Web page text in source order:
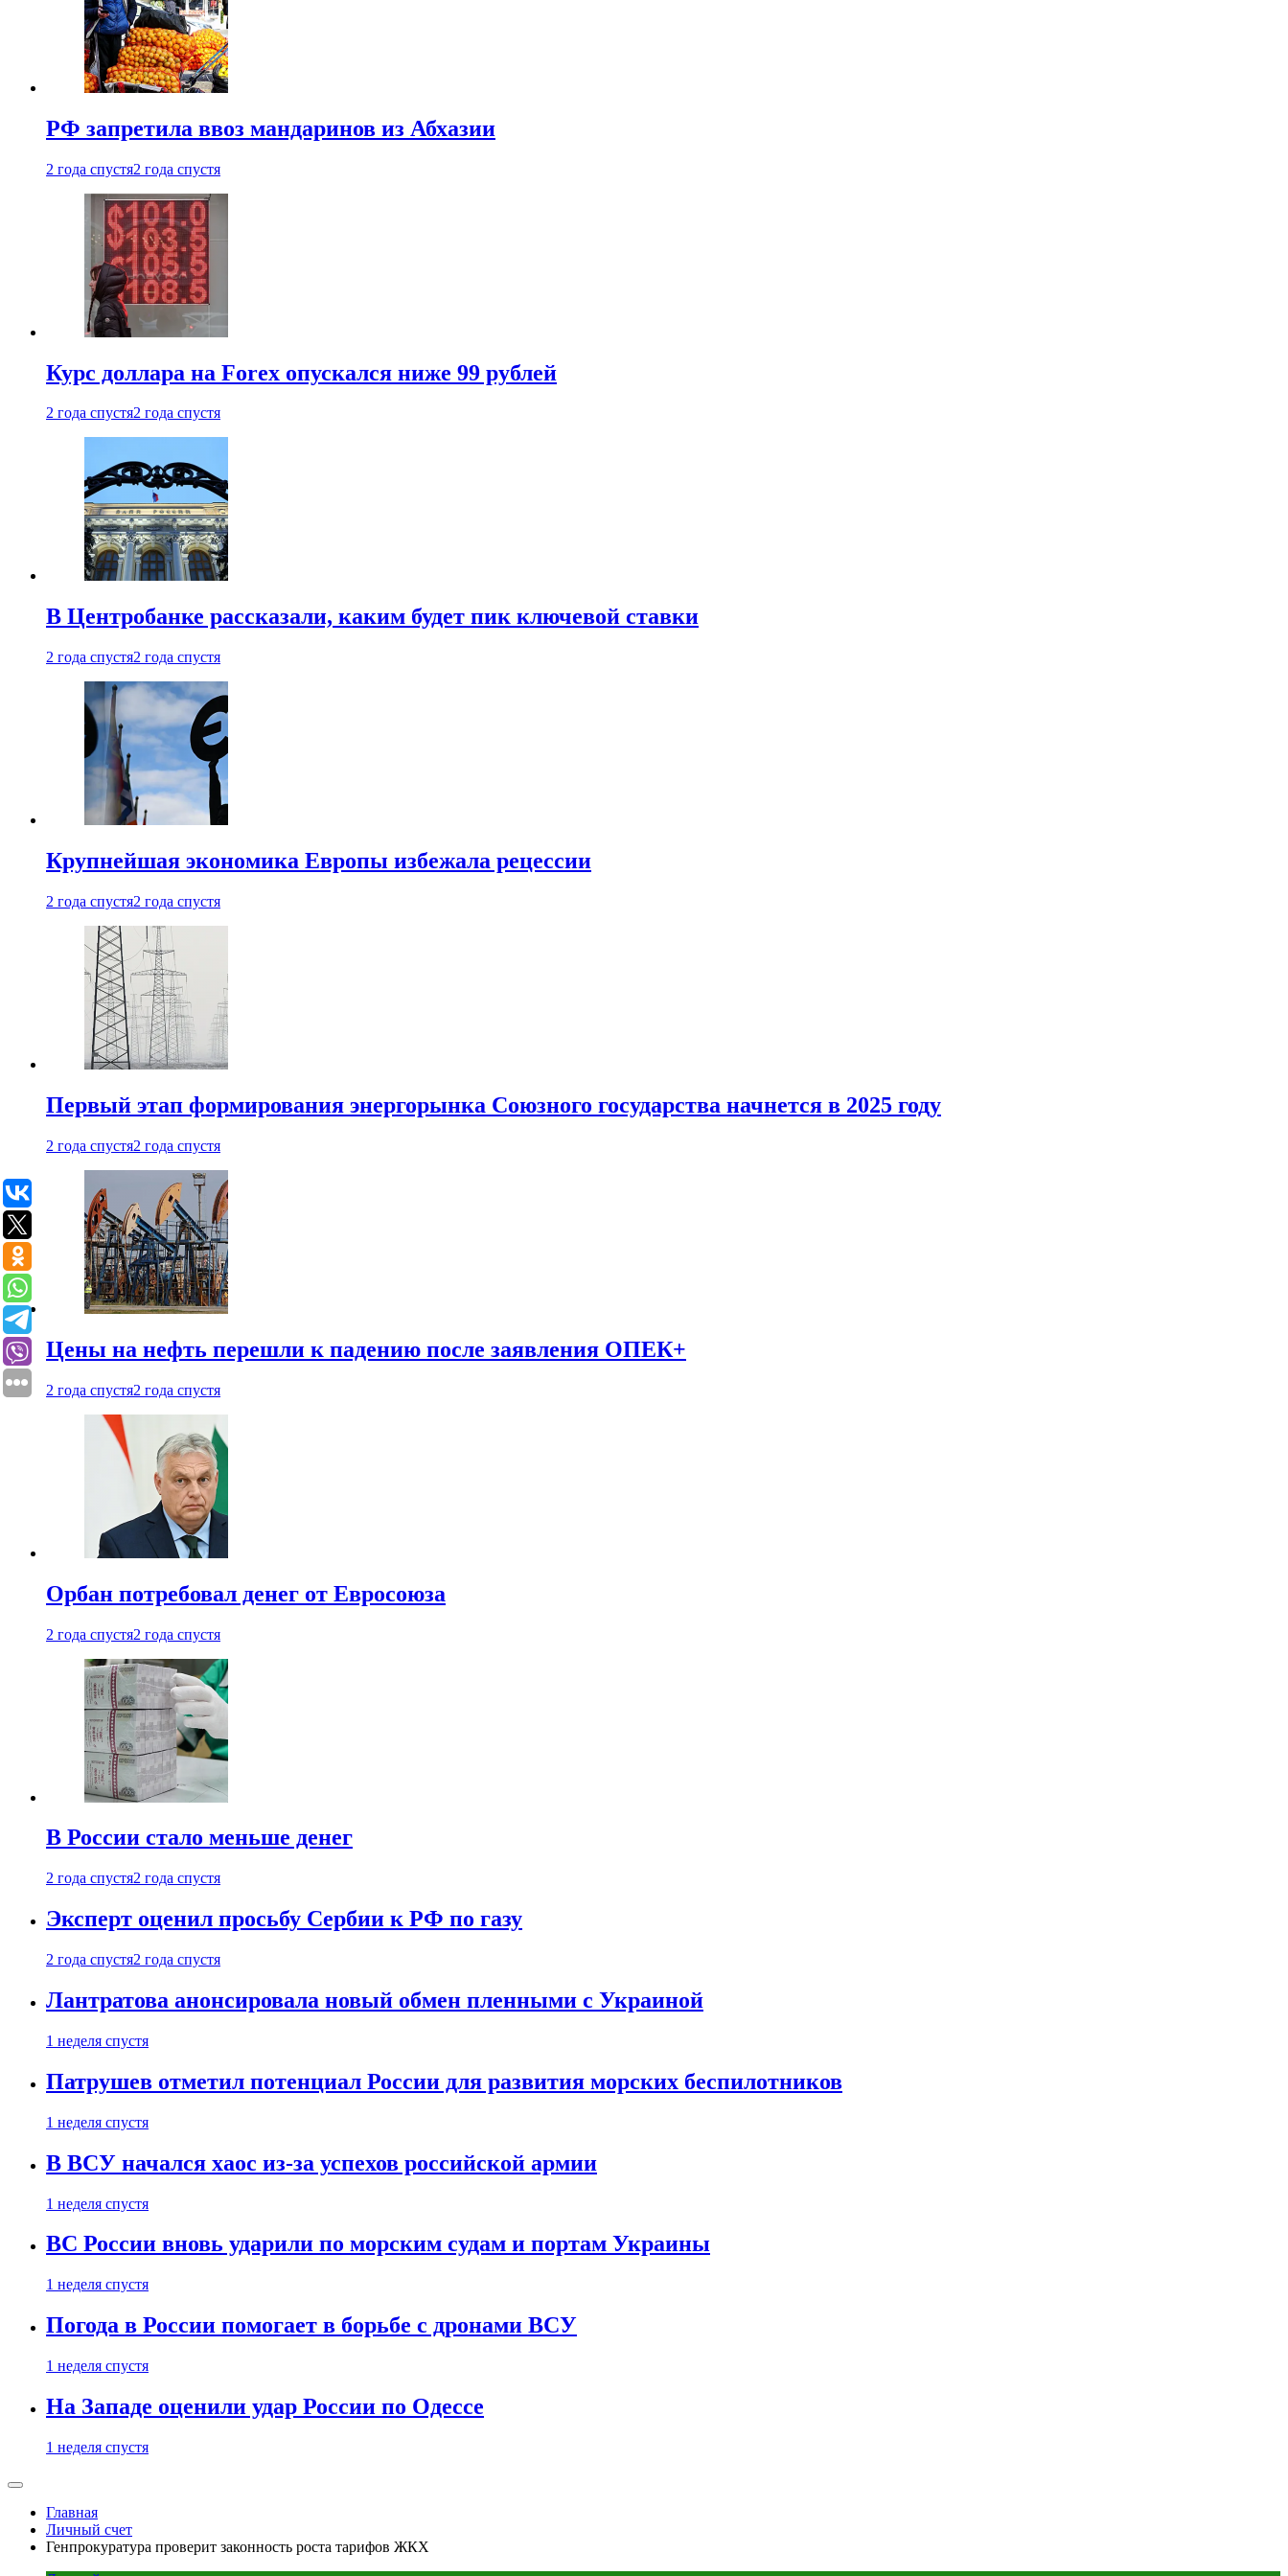
РФ запретила ввоз мандаринов из Абхазии
2 года спустя2 года спустя
Курс доллара на Forex опускался ниже 99 рублей
2 года спустя2 года спустя
В Центробанке рассказали, каким будет пик ключевой ставки
2 года спустя2 года спустя
Крупнейшая экономика Европы избежала рецессии
2 года спустя2 года спустя
Первый этап формирования энергорынка Союзного государства начнется в 2025 году
2 года спустя2 года спустя
Цены на нефть перешли к падению после заявления ОПЕК+
2 года спустя2 года спустя
Орбан потребовал денег от Евросоюза
2 года спустя2 года спустя
В России стало меньше денег
2 года спустя2 года спустя
Эксперт оценил просьбу Сербии к РФ по газу
2 года спустя2 года спустя
Лантратова анонсировала новый обмен пленными с Украиной
1 неделя спустя
Патрушев отметил потенциал России для развития морских беспилотников
1 неделя спустя
В ВСУ начался хаос из-за успехов российской армии
1 неделя спустя
ВС России вновь ударили по морским судам и портам Украины
1 неделя спустя
Погода в России помогает в борьбе с дронами ВСУ
1 неделя спустя
На Западе оценили удар России по Одессе
1 неделя спустя
Главная
Личный счет
Генпрокуратура проверит законность роста тарифов ЖКХ